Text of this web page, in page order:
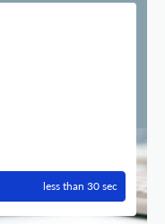
less than 30 sec